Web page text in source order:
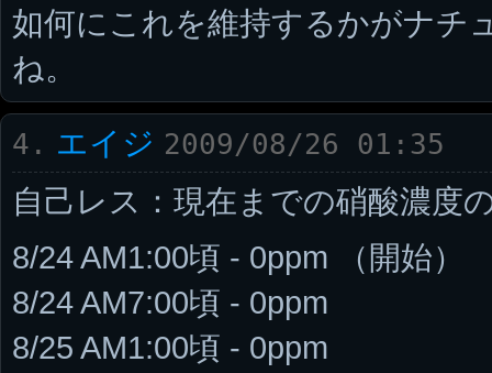
如何にこれを維持するかがナチ
ね。
4. エイジ 2009/08/26 01:35
自己レス：現在までの硝酸濃度
8/24 AM1:00頃 - 0ppm （開始）
8/24 AM7:00頃 - 0ppm
8/25 AM1:00頃 - 0ppm